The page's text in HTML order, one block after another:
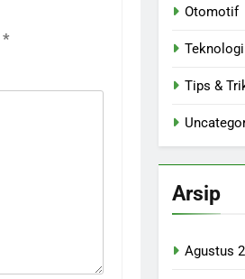
*
Otomotif
Teknologi
Tips &
Arsip
Agustus